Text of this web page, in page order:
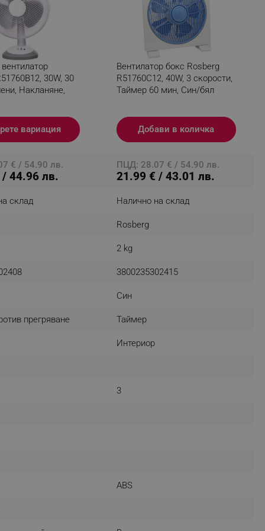
30W, 30
Накланяне,
вариация
Вентилатор бокс Rosberg
R51760C12, 40W, 3 скорости,
Таймер 60 мин, Син/бял
Добави в количка
€ / 54.90 лв.
44.96 лв.
ПЦД: 28.07 € / 54.90 лв.
21.99 € / 43.01 лв.
склад Налично на склад
Rosberg
2 kg
3800235302415
Син
прегряване Таймер
Интериор
3
ABS
visitors. The lifetime
visitor sessions
is asked for web push
is a test user and can
disabled tracking,
specific data for
specific data for
stored to be sent
banners clicked by the
data including
status and